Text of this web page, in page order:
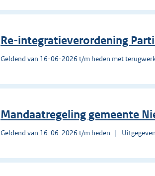
Re-integratieverordening
Geldend van 16-06-2026 t/m heden met
Mandaatregeling gemeente
Geldend van 16-06-2026 t/m heden